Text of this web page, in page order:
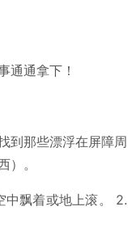
通通拿下！
到那些漂浮在屏障周
。
中飘着或地上滚。 2.